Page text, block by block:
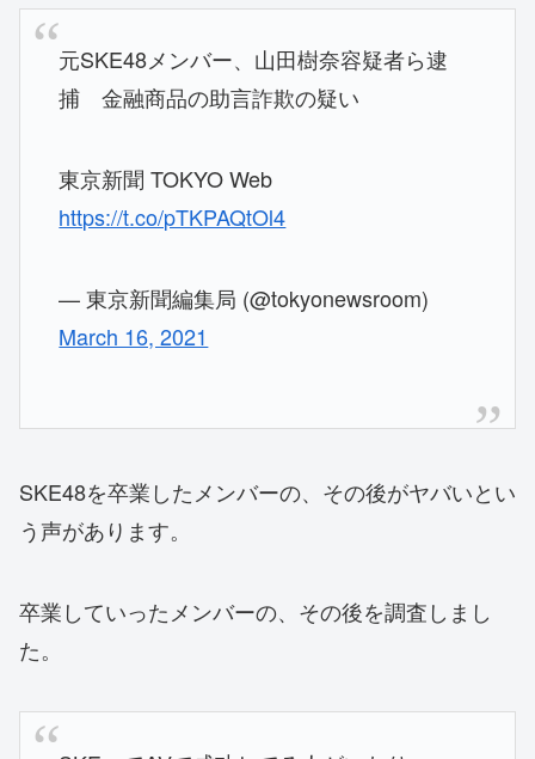
元SKE48メンバー、山田樹奈容疑者ら逮
捕 金融商品の助言詐欺の疑い
東京新聞 TOKYO Web
https://t.co/pTKPAQtOl4
— 東京新聞編集局 (@tokyonewsroom)
March 16, 2021
SKE48を卒業したメンバーの、その後がヤバいとい
う声があります。
卒業していったメンバーの、その後を調査しまし
た。